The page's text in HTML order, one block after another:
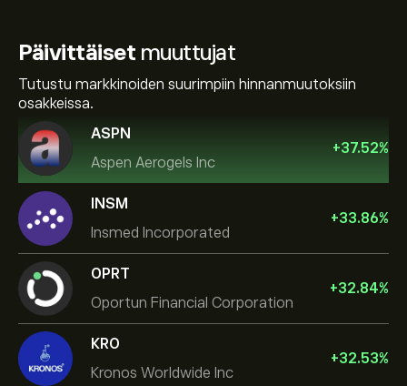
Päivittäiset muuttujat
Tutustu markkinoiden suurimpiin hinnanmuutoksiin
osakkeissa.
ASPN
Aspen Aerogels Inc
+37.52%
INSM
Insmed Incorporated
+33.86%
OPRT
Oportun Financial Corporation
+32.84%
KRO
Kronos Worldwide Inc
+32.53%